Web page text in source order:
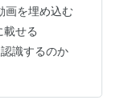
ですよアレ☝️
ネコちゃんが
あ〜って思
いなあ…
画を埋め込む
載せる
識するのか